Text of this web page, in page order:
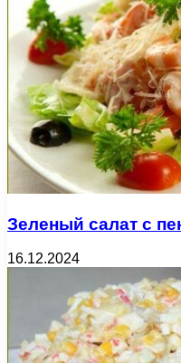
Зеленый салат с
16.12.2024